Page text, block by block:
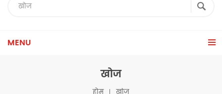
MENU
खोज